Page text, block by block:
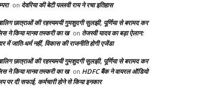
on देवरिया की बेटी पल्लवी राय ने रचा इतिहास
छात्राओं की रहस्यमयी गुमशुदगी सुलझी, पूर्णिया से बरामद कर
ने किया मानव तस्करी का ख on तेजस्वी यादव का बड़ा ऐलान:
में जाति-धर्म नहीं, विकास की राजनीति होगी एजेंडा
छात्राओं की रहस्यमयी गुमशुदगी सुलझी, पूर्णिया से बरामद कर
ने किया मानव तस्करी का ख on HDFC बैंक ने वायरल ऑडियो
पर दी सफाई, कर्मचारी होने से किया इनकार